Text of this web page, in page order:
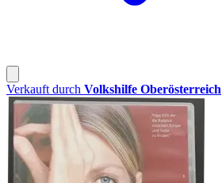
Verkauft durch Volkshilfe Oberösterreich